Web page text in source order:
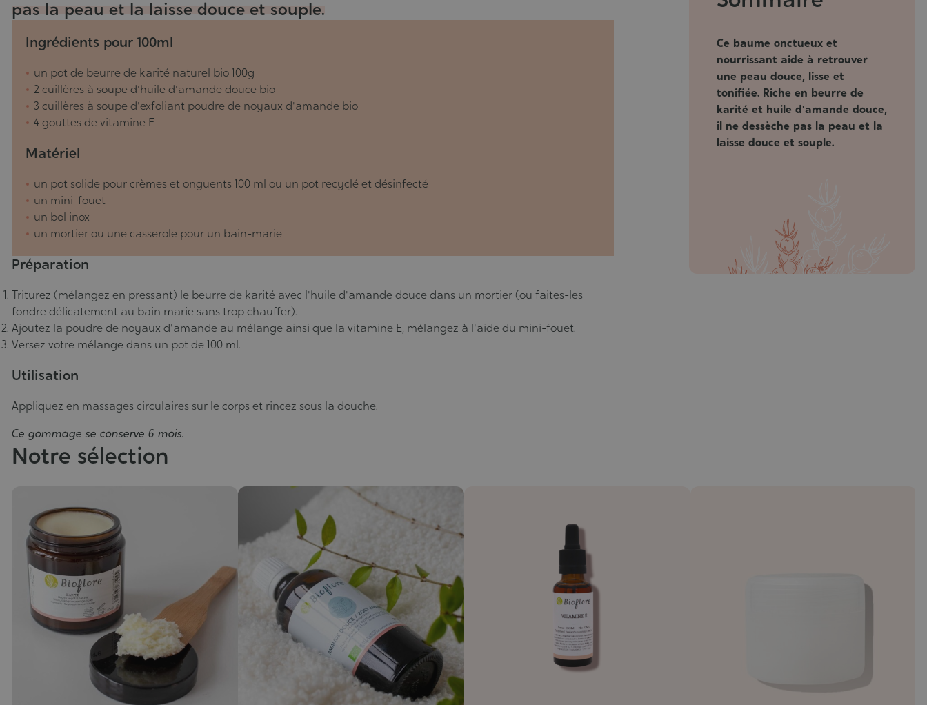
Ce baume onctueux et
nourrissant aide à retrouver
une peau douce, lisse et
tonifiée. Riche en beurre de
karité et huile d'amande douce,
il ne dessèche pas la peau et la
laisse douce et souple.
pas la peau et la laisse douce et souple.
Ingrédients pour 100ml
un pot de beurre de karité naturel bio 100g
2 cuillères à soupe d'huile d'amande douce bio
3 cuillères à soupe d'exfoliant poudre de noyaux d'amande bio
4 gouttes de vitamine E
Matériel
un pot solide pour crèmes et onguents 100 ml ou un pot recyclé et désinfecté
un mini-fouet
un bol inox
un mortier ou une casserole pour un bain-marie
Préparation
Triturez (mélangez en pressant) le beurre de karité avec l'huile d'amande douce dans un mortier (ou faites-les
fondre délicatement au bain marie sans trop chauffer).
Ajoutez la poudre de noyaux d'amande au mélange ainsi que la vitamine E, mélangez à l'aide du mini-fouet.
Versez votre mélange dans un pot de 100 ml.
Utilisation
Appliquez en massages circulaires sur le corps et rincez sous la douche.
Ce gommage se conserve 6 mois.
Notre sélection